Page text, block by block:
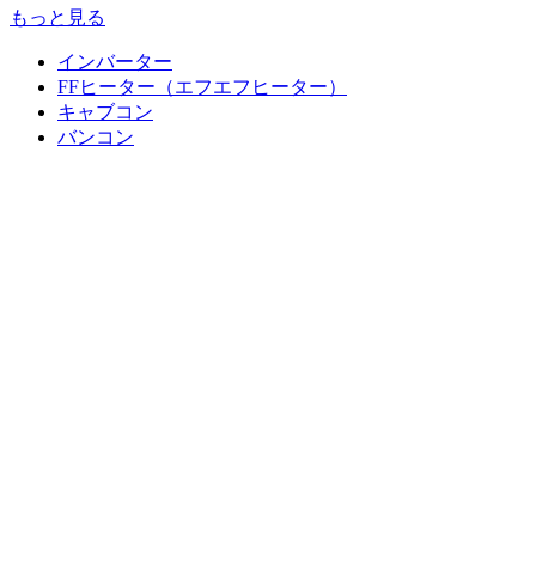
もっと見る
インバーター
FFヒーター（エフエフヒーター）
キャブコン
バンコン